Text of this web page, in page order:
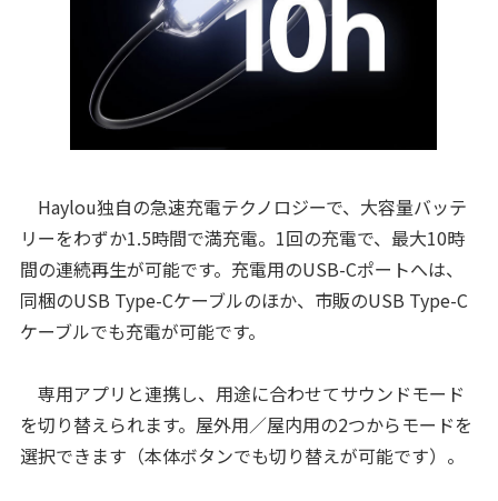
Haylou独自の急速充電テクノロジーで、大容量バッテ
リーをわずか1.5時間で満充電。1回の充電で、最大10時
間の連続再生が可能です。充電用のUSB-Cポートへは、
同梱のUSB Type-Cケーブルのほか、市販のUSB Type-C
ケーブルでも充電が可能です。
専用アプリと連携し、用途に合わせてサウンドモード
を切り替えられます。屋外用／屋内用の2つからモードを
選択できます（本体ボタンでも切り替えが可能です）。